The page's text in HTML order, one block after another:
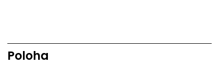
Poloha